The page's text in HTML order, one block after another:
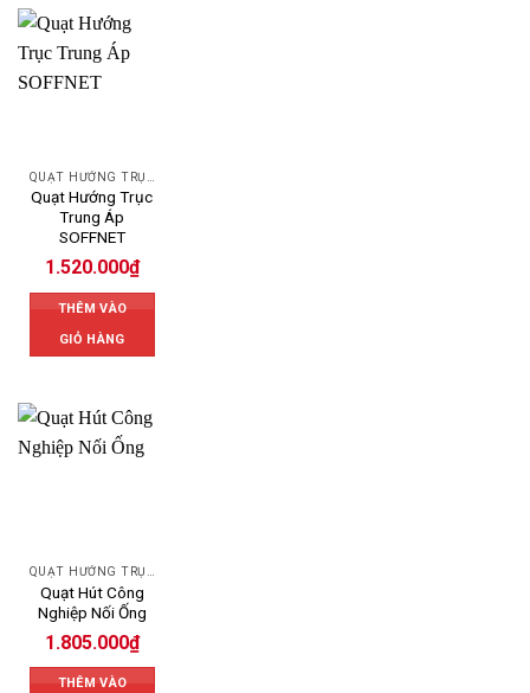
Quạt Hướng Trục
Trung Áp
SOFFNET
1.520.000₫
THÊM VÀO
GIỎ HÀNG
Quạt Hút Công
Nghiệp Nối Ống
1.805.000₫
THÊM VÀO